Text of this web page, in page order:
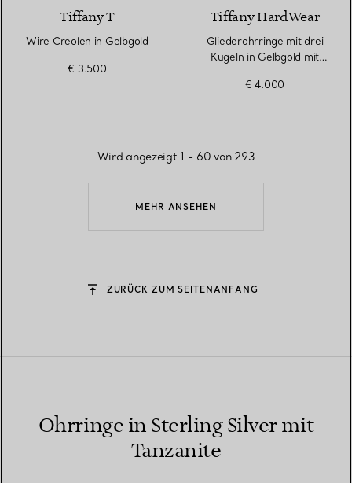
Tiffany T
Wire Creolen in Gelbgold
€ 3.500
Tiffany HardWear
Gliederohrringe mit drei
Kugeln in Gelbgold mit
€ 4.000
MEHR ANSEHEN
Wird angezeigt 1 - 60 von 293
ZURÜCK ZUM SEITENANFANG
Ohrringe in Sterling Silver mit
Tanzanite